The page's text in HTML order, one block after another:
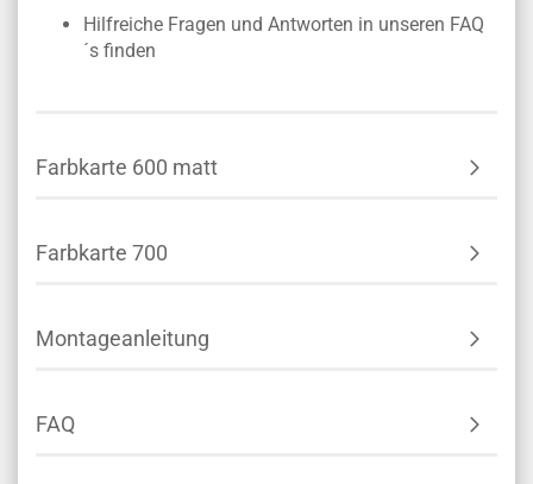
Hilfreiche Fragen und Antworten in unseren FAQ
´s finden
Farbkarte 600 matt
Farbkarte 700
Montageanleitung
FAQ